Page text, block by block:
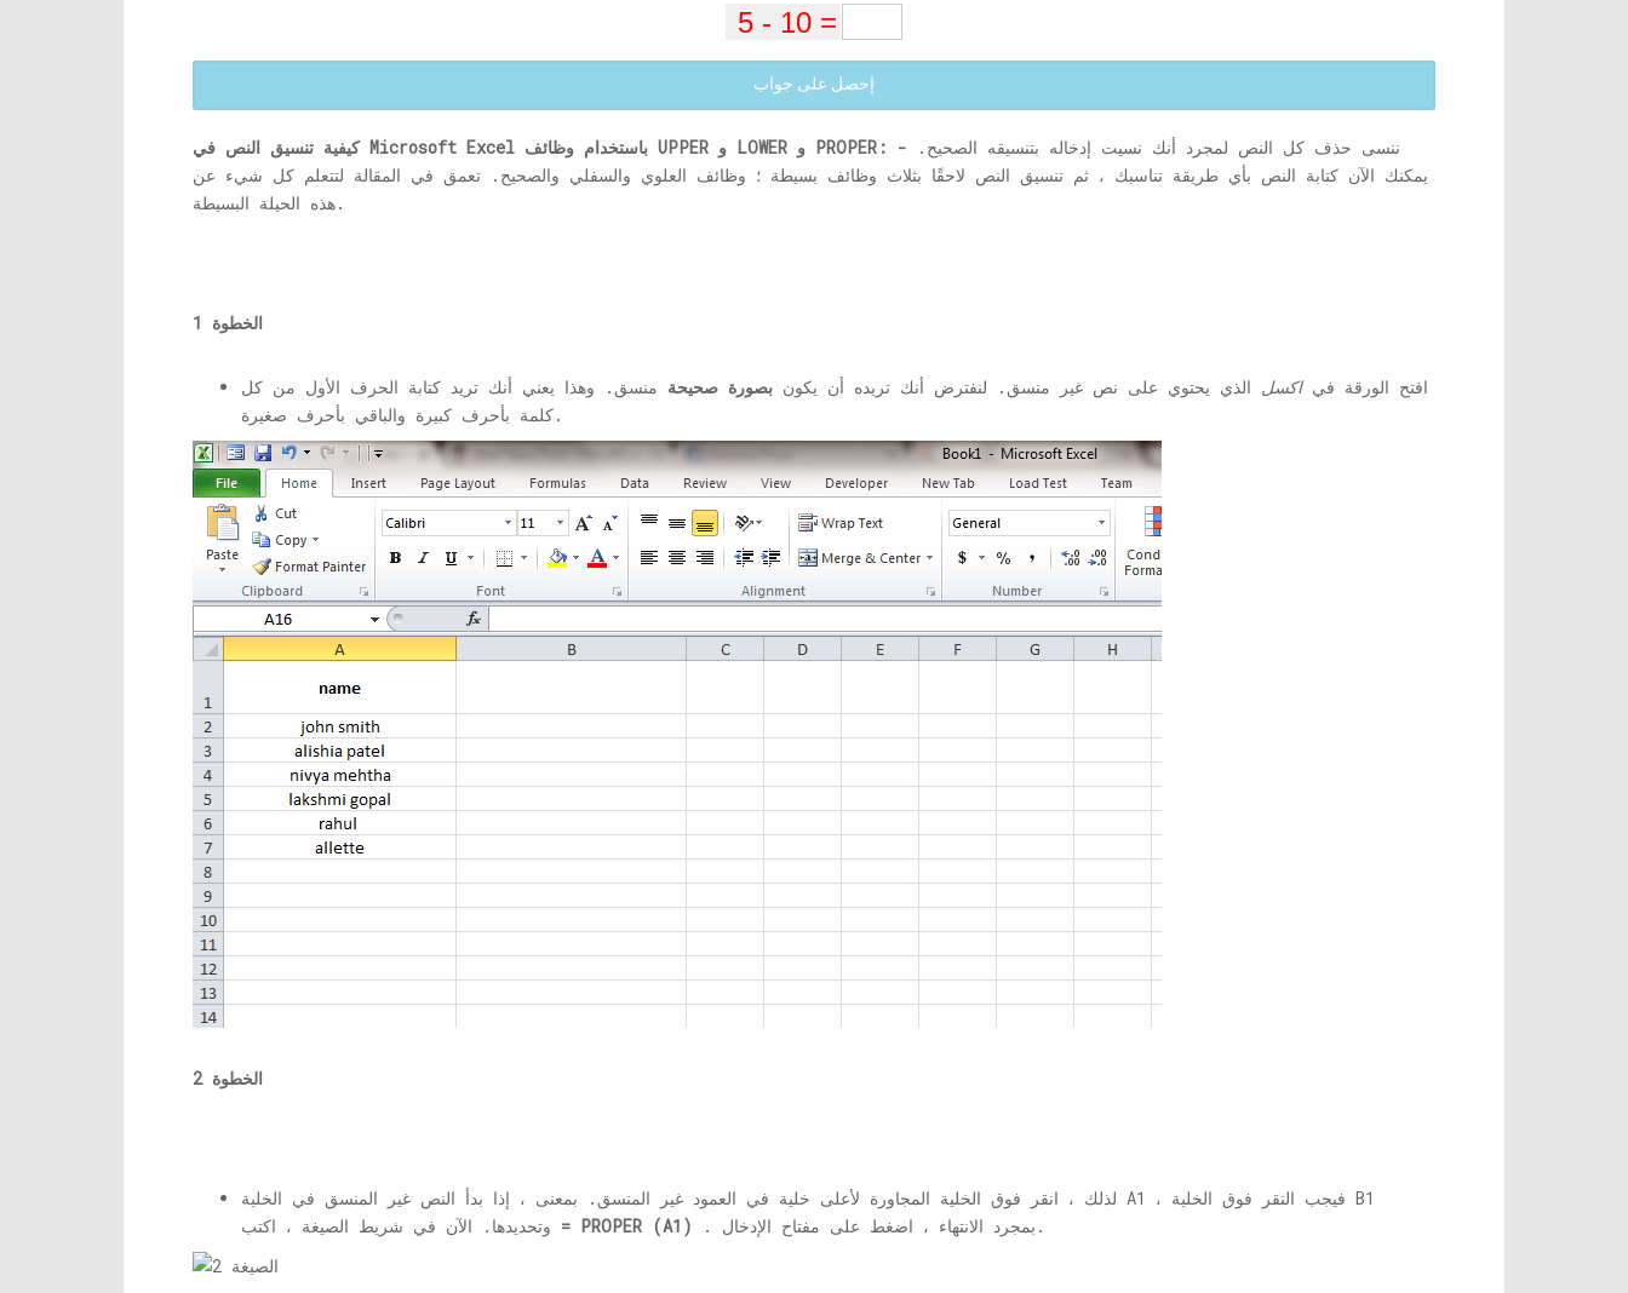
إحصل على جواب
كيفية تنسيق النص في Microsoft Excel باستخدام وظائف UPPER و LOWER و PROPER: -
يمكنك الآن كتابة النص بأي طريقة تناسبك ، ثم تنسيق النص لاحقًا بثلاث وظائف بسيطة ؛ وظائف العلوي والسفلي والصحيح. تعمق في المقالة لتتعلم كل شيء عن
هذه الحيلة البسيطة.
الخطوة 1
افتح الورقة فياكسل الذي يحتوي على نص غير منسق. لنفترض أنك تريده أن يكون بصورة صحيحة منسق. وهذا يعني أنك تريد كتابة الحرف الأول من كل
كلمة بأحرف كبيرة والباقي بأحرف صغيرة.
الخطوة 2
لذلك ، انقر فوق الخلية المجاورة لأعلى خلية في العمود غير المنسق. بمعنى ، إذا بدأ النص غير المنسق في الخلية A1 ، فيجب النقر فوق الخلية B1
= PROPER (A1) . بمجرد الانتهاء ، اضغط على مفتاح الإدخال.